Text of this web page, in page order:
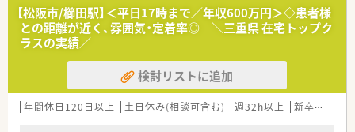
【松阪市/櫛田駅】＜平日17時まで／年収600万円＞◇患者様
との距離が近く、雰囲気・定着率◎ ＼三重県 在宅トップク
ラスの実績／
検討リストに追加
年間休日120日以上 土日休み(相談可含む) 週32h以上 新卒可